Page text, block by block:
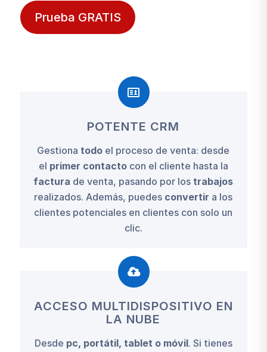
Prueba GRATIS
POTENTE CRM
Gestiona todo el proceso de venta: desde
el primer contactocon el cliente hasta la
factura de venta, pasando por los trabajos
realizados. Además, puedes convertir a los
clientes potenciales en clientes con solo un
clic.
ACCESO MULTIDISPOSITIVO EN
LA NUBE
Desde pc, portátil, tablet o móvil. Si tienes